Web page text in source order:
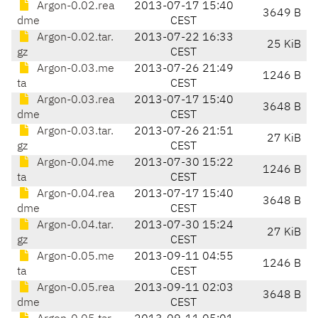
Argon-0.02.rea
dme
2013-07-17 15:40
CEST
3649 B
Argon-0.02.tar.
gz
2013-07-22 16:33
CEST
25 KiB
Argon-0.03.me
ta
2013-07-26 21:49
CEST
1246 B
Argon-0.03.rea
dme
2013-07-17 15:40
CEST
3648 B
Argon-0.03.tar.
gz
2013-07-26 21:51
CEST
27 KiB
Argon-0.04.me
ta
2013-07-30 15:22
CEST
1246 B
Argon-0.04.rea
dme
2013-07-17 15:40
CEST
3648 B
Argon-0.04.tar.
gz
2013-07-30 15:24
CEST
27 KiB
Argon-0.05.me
ta
2013-09-11 04:55
CEST
1246 B
Argon-0.05.rea
dme
2013-09-11 02:03
CEST
3648 B